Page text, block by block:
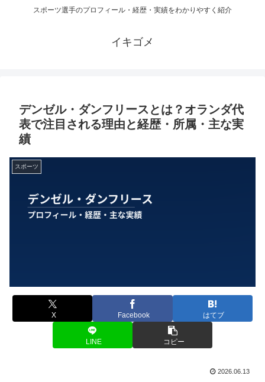
スポーツ選手のプロフィール・経歴・実績をわかりやすく紹介
イキゴメ
デンゼル・ダンフリースとは？オランダ代
表で注目される理由と経歴・所属・主な実
績
スポーツ
X Facebook はてブ
LINE コピー
2026.06.13